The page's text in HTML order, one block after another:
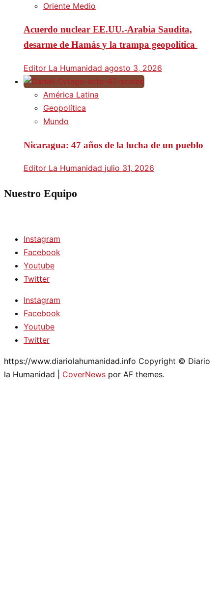
Oriente Medio
Acuerdo nuclear EE.UU.-Arabia Saudita,
desarme de Hamás y la trampa geopolítica
Editor La Humanidad agosto 3, 2026
América Latina
Geopolítica
Mundo
Nicaragua: 47 años de la lucha de un pueblo
Editor La Humanidad julio 31, 2026
Nuestro Equipo
Instagram
Facebook
Youtube
Twitter
Instagram
Facebook
Youtube
Twitter
https://www.diariolahumanidad.info Copyright © Diario
la Humanidad
CoverNews por AF themes.